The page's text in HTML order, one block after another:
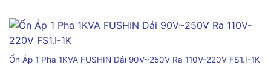
Ổn Áp 1 Pha 1KVA FUSHIN Dải 90V~250V Ra 110V-220V FS1.I-1K